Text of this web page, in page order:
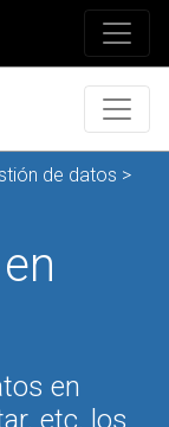
de datos >
en
etc. los